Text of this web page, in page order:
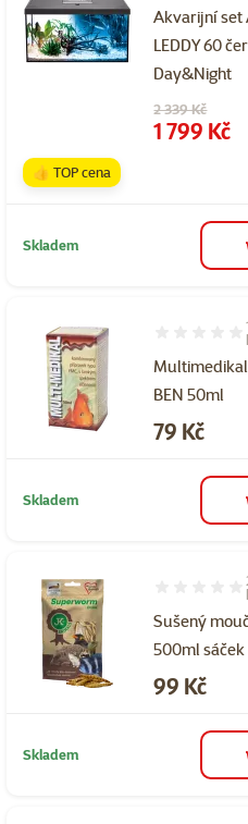
Akvarijní set
LEDDY 60
Day&Night
Původní cena
2 339 Kč
Cena
1 799 Kč
👍 TOP cena
Skladem
BEN 50ml
Hodnocení
Cena
79 Kč
Skladem
Sušený
500ml sáček
Hodnocení
Cena
99 Kč
Skladem